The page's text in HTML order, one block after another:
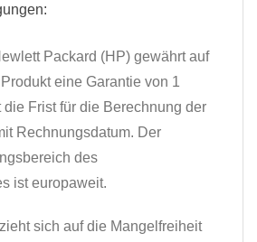
Packard (HP) gewährt auf
eine Garantie von 1
die Frist für die Berechnung der
Rechnungsdatum. Der
des
ist europaweit.
sich auf die Mangelfreiheit